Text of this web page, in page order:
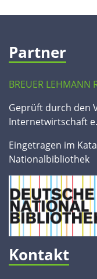
Partner
BREUER LEHMANN
Geprüft durch den
Internetwirtschaft
Eingetragen im
Nationalbibliothek
Kontakt